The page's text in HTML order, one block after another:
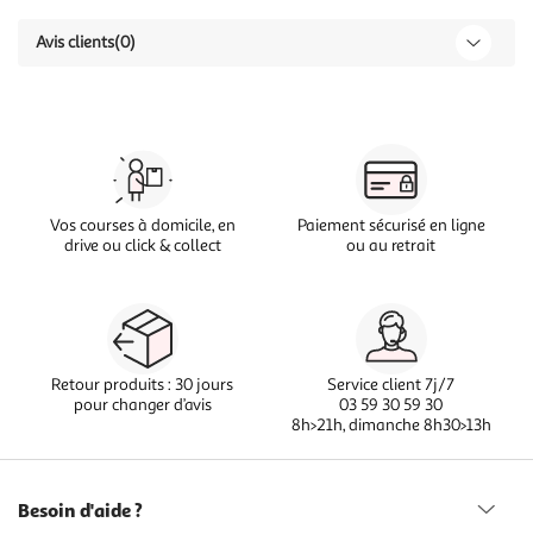
Avis clients(0)
Vos courses à domicile, en
drive ou click & collect
Paiement sécurisé en ligne
ou au retrait
Retour produits : 30 jours
pour changer d’avis
Service client 7j/7
03 59 30 59 30
8h>21h, dimanche 8h30>13h
Besoin d'aide ?